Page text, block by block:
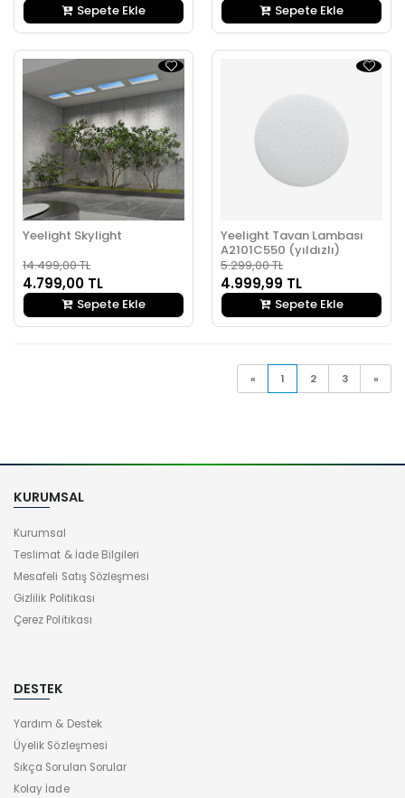
Sepete Ekle Sepete Ekle
Yeelight Skylight
14.499,00 TL
4.799,00 TL
Sepete Ekle
Yeelight Tavan Lambası
A2101C550 (yıldızlı)
5.299,00 TL
4.999,99 TL
Sepete Ekle
« 1 2 3 »
KURUMSAL
Kurumsal
Teslimat & İade Bilgileri
Mesafeli Satış Sözleşmesi
Gizlilik Politikası
Çerez Politikası
DESTEK
Yardım & Destek
Üyelik Sözleşmesi
Sıkça Sorulan Sorular
Kolay İade